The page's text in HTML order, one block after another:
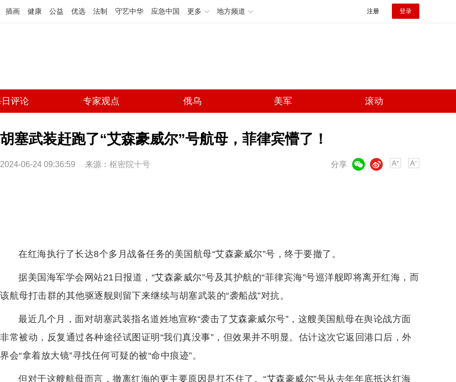
插画 健康 公益 优选 法制 守艺中华 应急中国 更多 地方频道 注册 登录
评论 专家观点 俄乌 美军 滚动
胡塞武装赶跑了“艾森豪威尔”号航母，菲律宾懵了！
2024-06-24 09:36:59 来源： 枢密院十号 分享
微博
在红海执行了长达8个多月战备任务的美国航母“艾森豪威尔”号，终于要撤了。
据美国海军学会网站21日报道，“艾森豪威尔”号及其护航的“菲律宾海”号巡洋舰即将离开红海，而
该航母打击群的其他驱逐舰则留下来继续与胡塞武装的“袭船战”对抗。
最近几个月，面对胡塞武装指名道姓地宣称“袭击了艾森豪威尔号”，这艘美国航母在舆论战方面
非常被动，反复通过各种途径试图证明“我们真没事”，但效果并不明显。估计这次它返回港口后，外
界会“拿着放大镜”寻找任何可疑的被“命中痕迹”。
但对于这艘航母而言，撤离红海的更主要原因是扛不住了。“艾森豪威尔”号从去年年底抵达红海